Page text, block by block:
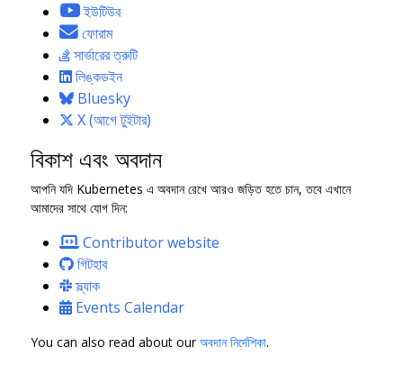
ইউটিউব
ফোরাম
সার্ভারের ত্রুটি
লিঙ্কডইন
Bluesky
X (আগে টুইটার)
বিকাশ এবং অবদান
আপনি যদি Kubernetes এ অবদান রেখে আরও জড়িত হতে চান, তবে এখানে
আমাদের সাথে যোগ দিন:
Contributor website
গিটহাব
স্ল্যাক
Events Calendar
You can also read about ourঅবদান নির্দেশিকা.